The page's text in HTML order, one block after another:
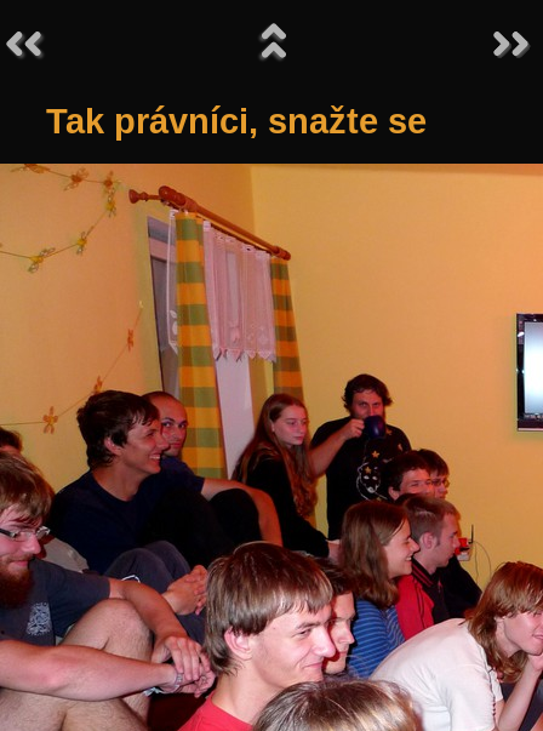
Tak právníci, snažte se